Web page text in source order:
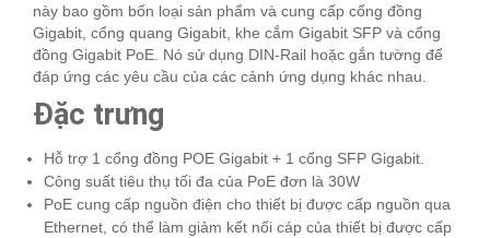
này bao gồm bốn loại sản phẩm và cung cấp cổng đồng
Gigabit, cổng quang Gigabit, khe cắm Gigabit SFP và cổng
đồng Gigabit PoE. Nó sử dụng DIN-Rail hoặc gắn tường để
đáp ứng các yêu cầu của các cảnh ứng dụng khác nhau.
Đặc trưng
Hỗ trợ 1 cổng đồng POE Gigabit + 1 cổng SFP Gigabit.
Công suất tiêu thụ tối đa của PoE đơn là 30W
PoE cung cấp nguồn điện cho thiết bị được cấp nguồn qua
Ethernet, có thể làm giảm kết nối cáp của thiết bị được cấp